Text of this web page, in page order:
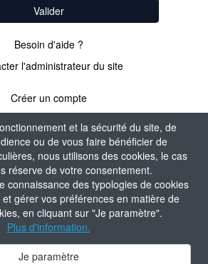
et la sécurité du site, de
ou de vous faire bénéficier de
nous utilisons des cookies, le cas
réserve de votre consentement.
connaissance des typologies de cookies
gérer vos préférences en matière de
en cliquant sur "Je paramètre".
Plus d'information.
Je paramètre
Valider
Besoin d'aide ?
l'administrateur du site
Créer un compte
ENCORE
?
Valider
l'administrateur du site